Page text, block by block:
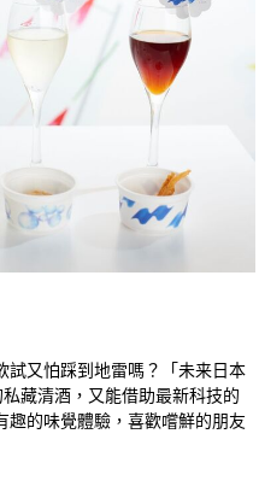
試又怕踩到地雷嗎？「未来日本
藏清酒，又能借助最新科技的
趣的味覺體驗，喜歡嚐鮮的朋友